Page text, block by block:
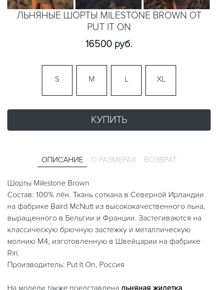
ЛЬНЯНЫЕ ШОРТЫ MILESTONE BROWN ОТ
PUT IT ON
16500 руб.
S M L XL
КУПИТЬ
ОПИСАНИЕ О РАЗМЕРАХ ВОЗВРАТ
Шорты Milestone Brown
Cостав: 100% лён. Ткань соткана в Северной Ирландии
на фабрике Baird McNutt из высококачественного льна,
выращенного в Бельгии и Франции. Застегиваются на
классическую брючную застежку и металлическую
молнию М4, изготовленную в Швейцарии на фабрике
Riri.
Производитель: Put It On, Россия
На модели также представлена льняная жилетка